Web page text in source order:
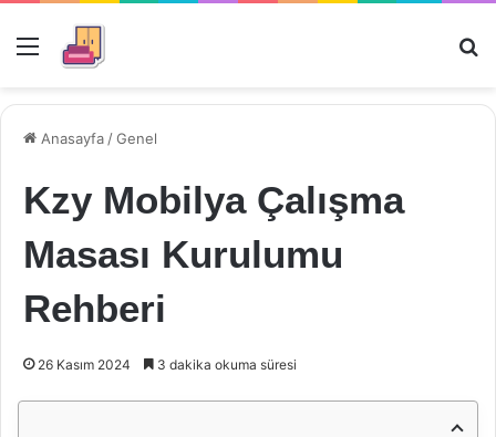
Menü
Anasayfa /Genel
Kzy Mobilya Çalışma
Masası Kurulumu
Rehberi
26 Kasım 2024 3 dakika okuma süresi